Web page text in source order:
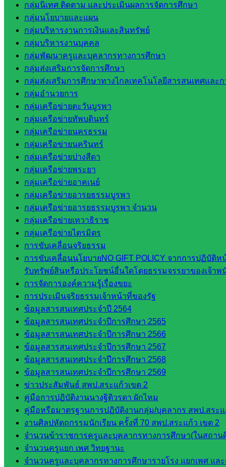
กลุ่มนิเทศ ติดตาม และประเมินผลการจัดการศึกษา
กลุ่มนโยบายและแผน
กลุ่มบริหารงานการเงินและสินทรัพย์
กลุ่มบริหารงานบุคคล
กลุ่มพัฒนาครูและบุคลากรทางการศึกษา
กลุ่มส่งเสริมการจัดการศึกษา
กลุ่มส่งเสริมการศึกษาทางไกลเทคโนโลยีสารสนเทศและ
กลุ่มอำนวยการ
กลุ่มเครือข่ายตะวันบูรพา
กลุ่มเครือข่ายทัพบดินทร์
กลุ่มเครือข่ายนครธรรม
กลุ่มเครือข่ายนครินทร์
กลุ่มเครือข่ายปางสีดา
กลุ่มเครือข่ายพระยา
กลุ่มเครือข่ายอาคเนย์
กลุ่มเครือข่ายอารยธรรมบูรพา
กลุ่มเครือข่ายอารยธรรมบูรพา จำนวน
กลุ่มเครือข่ายเทวาธิราช
กลุ่มเครือข่ายไตรมิตร
การขับเคลื่อนจริยธรรม
การขับเคลื่อนนโยบายNO GIFT POLICY จากการปฏิบัติ
รับทรัพย์สินหรือประโยชน์อื่นใดโดยธรรมจรรยาของเจ้าพ
การจัดการองค์ความรู้เรื่องขยะ
การประเมินจริยธรรมเจ้าหน้าที่ของรัฐ
ข้อมูลสารสนเทศประจำปี 2564
ข้อมูลสารสนเทศประจำปีการศึกษา 2565
ข้อมูลสารสนเทศประจำปีการศึกษา 2566
ข้อมูลสารสนเทศประจำปีการศึกษา 2567
ข้อมูลสารสนเทศประจำปีการศึกษา 2568
ข้อมูลสารสนเทศประจำปีการศึกษา 2569
ข่าวประสัมพันธ์ สพป.สระแก้วเขต 2
คู่มือการปฏิบัติงานนางฐิติวรดา ผักไหม
คู่มือหรือมาตรฐานการปฏิบัติงานกลุ่ม/บุคลากร สพป.สระแ
งานศิลปหัตถกรรมนักเรียน ครั้งที่ 70 สพป.สระแก้ว เขต 2
จำนวนข้าราชการครูและบุคลากรทางการศึกษา(ในสถาน
จำนวนครูแยก เพศ วิทยฐานะ
จำนวนครูและบุคลากรทางการศึกษารายโรง แยกเพศ แล
จังหวัด
สระแก้ว
สำนักงาน
ส.ก.ส.ค.
จังหวัด
สระแก้ว
สพป.
สระแก้ว
เขต 1
สพป.สระแก้ว
เขต 2
โรงเรียน
ในสังกัด
สพป.สระแก้ว
เขต 1
โรงเรียน
ในสังกัด
สพป.สระแก้ว
เขต 2
วิทยาลัย
เทคนิค
สระแก้ว
วิทยาลัย
เทคนิค
วังน้ำเย็น
กศน.สระแก้ว
เว็บไซต์
กลุ่มงาน
ใน
สำนักงาน
กลุ่
มอำนวย
การ